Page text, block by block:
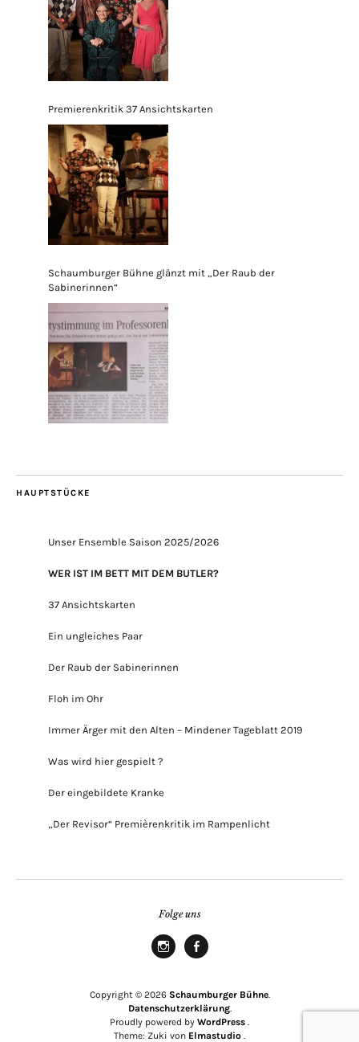
Premierenkritik 37 Ansichtskarten
Schaumburger Bühne glänzt mit „Der Raub der
Sabinerinnen“
HAUPTSTÜCKE
Unser Ensemble Saison 2025/2026
WER IST IM BETT MIT DEM BUTLER?
37 Ansichtskarten
Ein ungleiches Paar
Der Raub der Sabinerinnen
Floh im Ohr
Immer Ärger mit den Alten – Mindener Tageblatt 2019
Was wird hier gespielt ?
Der eingebildete Kranke
„Der Revisor“ Premièrenkritik im Rampenlicht
Folge uns
Copyright © 2026 Schaumburger Bühne
Datenschutzerklärung
Proudly powered by WordPress
Theme: Zuki von Elmastudio